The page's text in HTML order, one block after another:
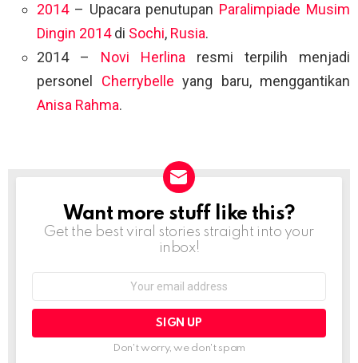
2014– Upacara penutupan Paralimpiade Musim
Dingin 2014di Sochi, Rusia.
2014 – Novi Herlina resmi terpilih menjadi
personel Cherrybelle yang baru, menggantikan
Anisa Rahma.
NEWSLETTER
Want more stuff like this?
Get the best viral stories straight into your
inbox!
Don't worry, we don't spam